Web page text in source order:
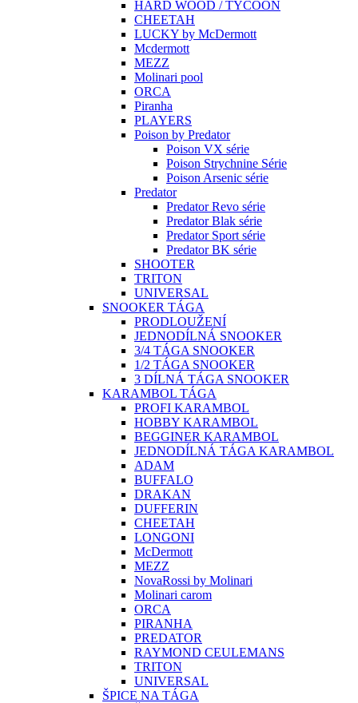
HARD WOOD / TYCOON
CHEETAH
LUCKY by McDermott
Mcdermott
MEZZ
Molinari pool
ORCA
Piranha
PLAYERS
Poison by Predator
Poison VX série
Poison Strychnine Série
Poison Arsenic série
Predator
Predator Revo série
Predator Blak série
Predator Sport série
Predator BK série
SHOOTER
TRITON
UNIVERSAL
SNOOKER TÁGA
PRODLOUŽENÍ
JEDNODÍLNÁ SNOOKER
3/4 TÁGA SNOOKER
1/2 TÁGA SNOOKER
3 DÍLNÁ TÁGA SNOOKER
KARAMBOL TÁGA
PROFI KARAMBOL
HOBBY KARAMBOL
BEGGINER KARAMBOL
JEDNODÍLNÁ TÁGA KARAMBOL
ADAM
BUFFALO
DRAKAN
DUFFERIN
CHEETAH
LONGONI
McDermott
MEZZ
NovaRossi by Molinari
Molinari carom
ORCA
PIRANHA
PREDATOR
RAYMOND CEULEMANS
TRITON
UNIVERSAL
ŠPICE NA TÁGA